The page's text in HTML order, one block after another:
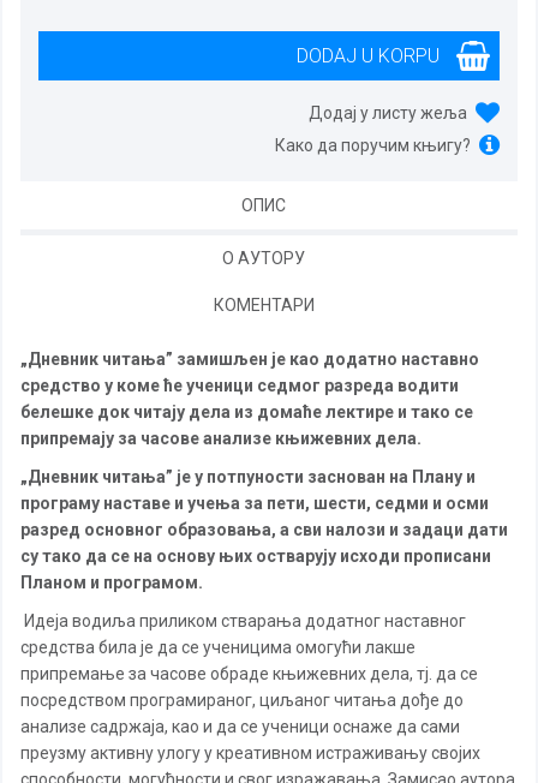
Додај у листу жеља
Како да поручим књигу?
ОПИС
О АУТОРУ
КОМЕНТАРИ
„Дневник читања” замишљен је као додатно наставно
средство у коме ће ученици седмог разреда водити
белешке док читају дела из домаће лектире и тако се
припремају за часове анализе књижевних дела.
„Дневник читања” је у потпуности заснован на Плану и
програму наставе и учења за пети, шести, седми и осми
разред основног образовања, а сви налози и задаци дати
су тако да се на основу њих остварују исходи прописани
Планом и програмом.
Идеја водиља приликом стварања додатног наставног
средства била је да се ученицима омогући лакше
припремање за часове обраде књижевних дела, тј. да се
посредством програмираног, циљаног читања дође до
анализе садржаја, као и да се ученици оснаже да сами
преузму активну улогу у креативном истраживању својих